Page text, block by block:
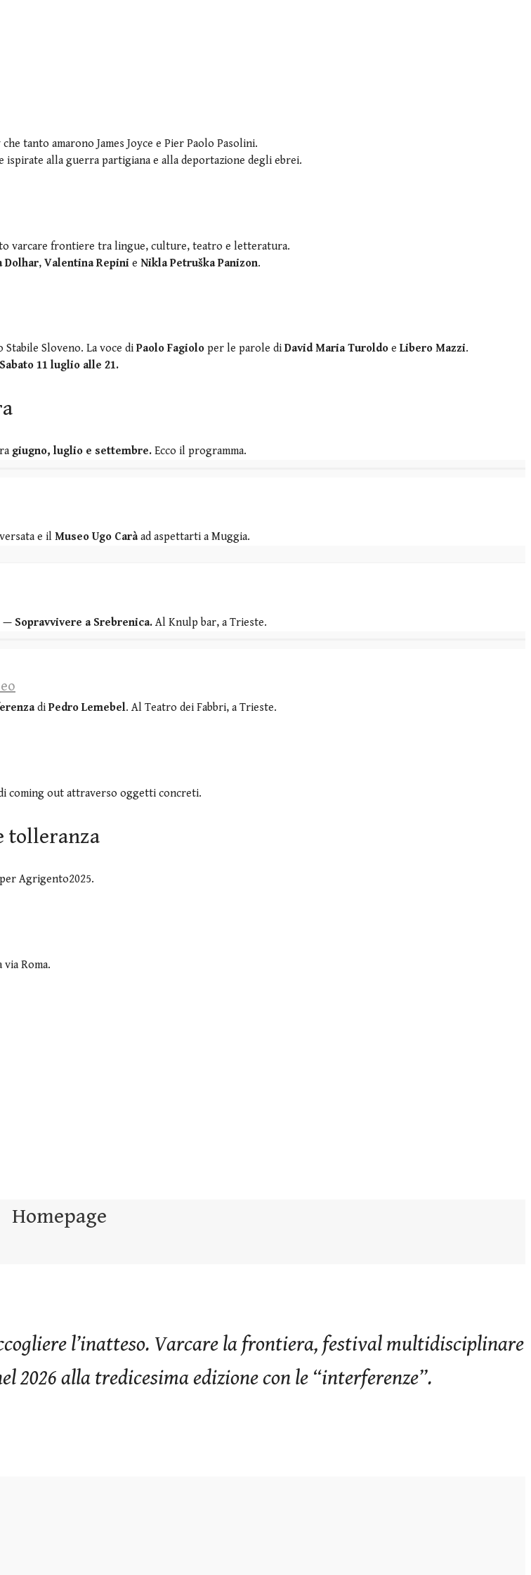
tanto amarono James Joyce e Pier Paolo Pasolini.
ispirate alla guerra partigiana e alla deportazione degli ebrei.
varcare frontiere tra lingue, culture, teatro e letteratura.
Dolhar, Valentina Repinie Nikla Petruška Panizon.
Sloveno. La voce di Paolo Fagioloper le parole diDavid Maria Turoldoe Libero Mazzi.
Sabato 11 luglio alle 21.
giugno, luglio e settembre. Ecco il programma.
e il Museo Ugo Caràad aspettarti a Muggia.
— Sopravvivere a Srebrenica. Al Knulp bar, a Trieste.
di Pedro Lemebel. Al Teatro dei Fabbri, a Trieste.
coming out attraverso oggetti concreti.
tolleranza
Agrigento2025.
Roma.
Homepage
l’inatteso. Varcare la frontiera, festival multidisciplinare
2026 alla tredicesima edizione con le “interferenze”.